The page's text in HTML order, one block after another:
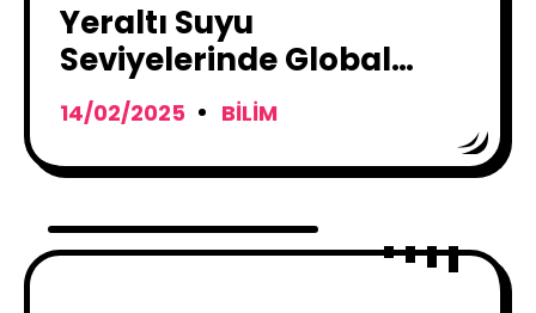
Yeraltı Suyu
Seviyelerinde Global
Gerileme: Ancak Çözüm
Alternatifleri Var
14/02/2025 BILIM